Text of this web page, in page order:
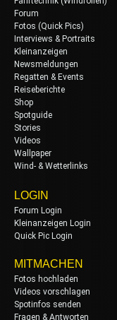
Forum
Fotos (Quick Pics)
Interviews & Portraits
Kleinanzeigen
Newsmeldungen
Regatten & Events
Reiseberichte
Shop
Spotguide
Stories
Videos
Wallpaper
Wind- & Wetterlinks
LOGIN
Forum Login
Kleinanzeigen Login
Quick Pic Login
MITMACHEN
Fotos hochladen
Videos vorschlagen
Spotinfos senden
Fragen & Antworten